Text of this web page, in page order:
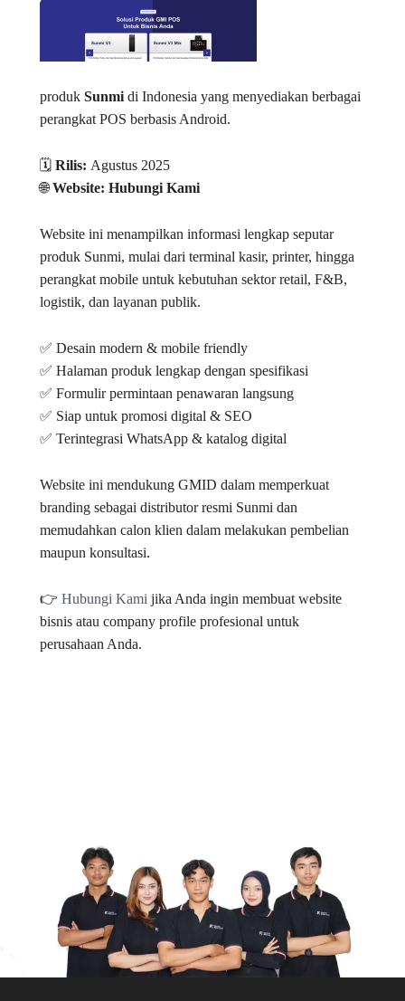
produk Sunmidi Indonesia yang menyediakan berbagai
perangkat POS berbasis Android.
🗓️ Rilis: Agustus 2025
🌐Website: Hubungi Kami
Website ini menampilkan informasi lengkap seputar
produk Sunmi, mulai dari terminal kasir, printer, hingga
perangkat mobile untuk kebutuhan sektor retail, F&B,
logistik, dan layanan publik.
✅ Desain modern & mobile friendly
✅ Halaman produk lengkap dengan spesifikasi
✅ Formulir permintaan penawaran langsung
✅ Siap untuk promosi digital & SEO
✅ Terintegrasi WhatsApp & katalog digital
Website ini mendukung GMID dalam memperkuat
branding sebagai distributor resmi Sunmi dan
memudahkan calon klien dalam melakukan pembelian
maupun konsultasi.
👉 Hubungi Kami jika Anda ingin membuat website
bisnis atau company profile profesional untuk
perusahaan Anda.